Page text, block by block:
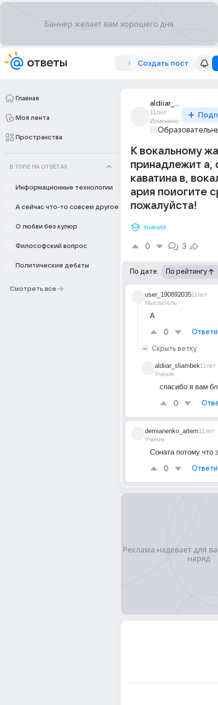
Создать пост
Главная
Моя лента
Пространства
В ТОПЕ НА ОТВЕТАХ
Информационные технологии
А сейчас что-то совсем другое
О любви без купюр
Философский вопрос
Политические дебаты
Смотреть все
aldiiar_sliambek
11лет
Изменено
К вокальному
принадлежит а,
каватина в,
ария поиогите
пожалуйста!
знания
0 3
По дате По рейтингу
user_190892035
Мыслитель
11лет
А
0
Скрыть ветку
aldiiar_sliambek
Ученик
11лет
спасибо я вам
0
demianenko_artem
Ученик
11лет
Соната потому что
0